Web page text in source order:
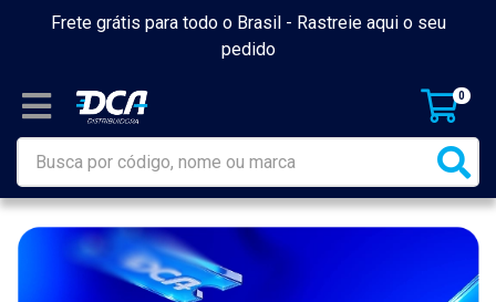
Frete grátis para todo o Brasil - Rastreie aqui o seu
pedido
0